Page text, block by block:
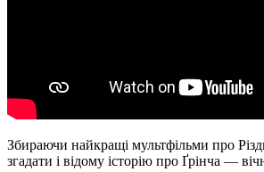
Збираючи найкращі мультфільми про
згадати і відому історію про Ґрінча —